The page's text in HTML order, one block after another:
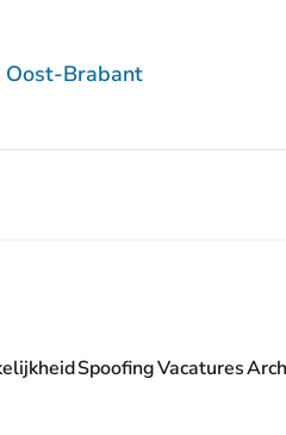
Oost-Brabant
Rechtspraak.nl
Rechtspraak.nl
Rechtspraak.nl
verlaat Rechtspraak.nl
- U verlaat Rechtspraak.nl
nieuwsbrief - U verlaat
SpoofingVacatures
- U verlaat